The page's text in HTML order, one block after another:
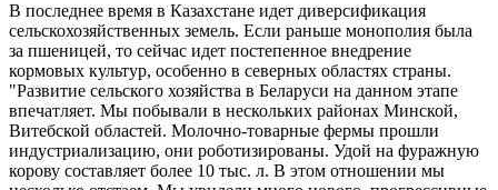
В последнее время в Казахстане идет диверсификация
сельскохозяйственных земель. Если раньше монополия была
за пшеницей, то сейчас идет постепенное внедрение
кормовых культур, особенно в северных областях страны.
"Развитие сельского хозяйства в Беларуси на данном этапе
впечатляет. Мы побывали в нескольких районах Минской,
Витебской областей. Молочно-товарные фермы прошли
индустриализацию, они роботизированы. Удой на фуражную
корову составляет более 10 тыс. л. В этом отношении мы